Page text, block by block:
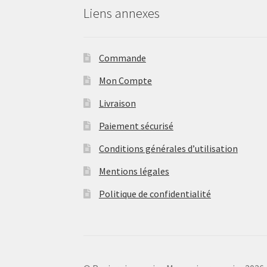
Liens annexes
Commande
Mon Compte
Livraison
Paiement sécurisé
Conditions générales d’utilisation
Mentions légales
Politique de confidentialité